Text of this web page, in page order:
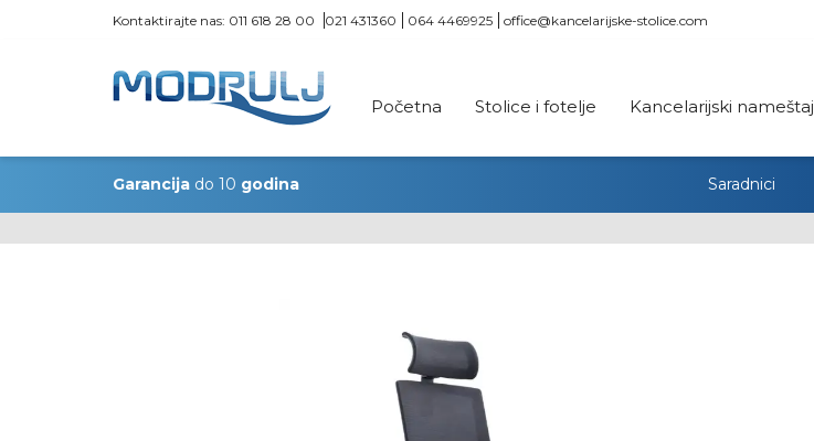
Kontaktirajte nas: 011 618 28 00 021 431360 064 4469925 office@kancelarijske-stolice.com
Početna Stolice i fotelje Kancelarijski nameštaj
Garancija do 10 godina Saradnici